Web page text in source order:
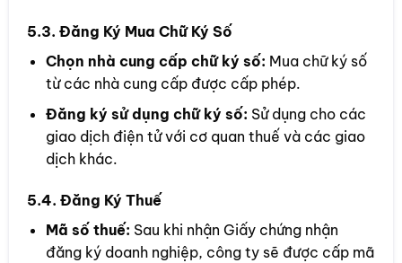
5.3. Đăng Ký Mua Chữ Ký Số
Chọn nhà cung cấp chữ ký số: Mua chữ ký số
từ các nhà cung cấp được cấp phép.
Đăng ký sử dụng chữ ký số: Sử dụng cho các
giao dịch điện tử với cơ quan thuế và các giao
dịch khác.
5.4. Đăng Ký Thuế
Mã số thuế: Sau khi nhận Giấy chứng nhận
đăng ký doanh nghiệp, công ty sẽ được cấp mã